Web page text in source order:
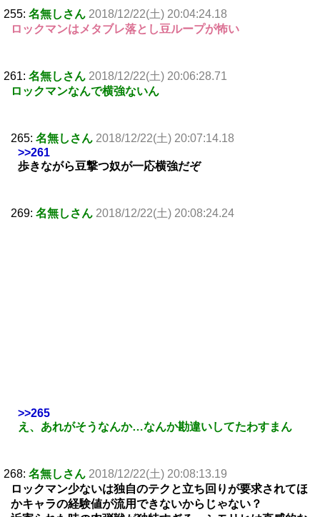
255: 名無しさん 2018/12/22(土) 20:04:24.18
ロックマンはメタブレ落とし豆ループが怖い
261: 名無しさん 2018/12/22(土) 20:06:28.71
ロックマンなんで横強ないん
265: 名無しさん 2018/12/22(土) 20:07:14.18
>>261
歩きながら豆撃つ奴が一応横強だぞ
269: 名無しさん 2018/12/22(土) 20:08:24.24
>>265
え、あれがそうなんか…なんか勘違いしてたわすまん
268: 名無しさん 2018/12/22(土) 20:08:13.19
ロックマン少ないは独自のテクと立ち回りが要求されてほ
かキャラの経験値が流用できないからじゃない？